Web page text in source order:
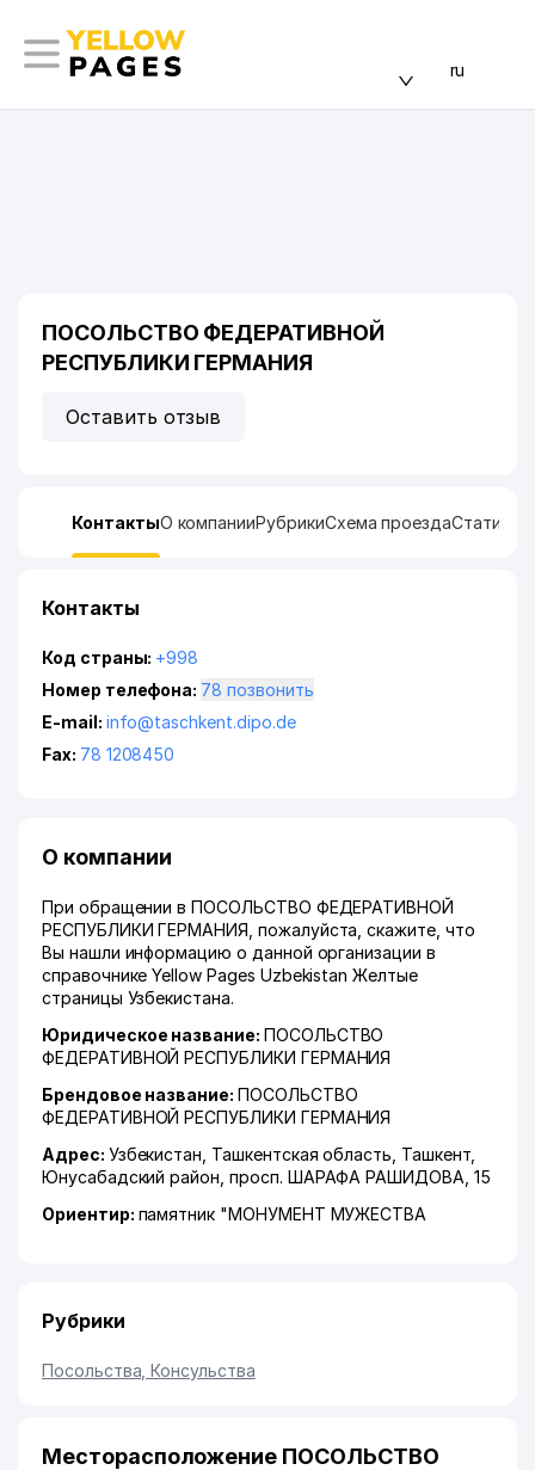
ru
ПОСОЛЬСТВО ФЕДЕРАТИВНОЙ
РЕСПУБЛИКИ ГЕРМАНИЯ
Оставить отзыв
КонтактыО компанииРубрикиСхема проезда
Контакты
Код страны: +998
Номер телефона:
78 позвонить
E-mail: info@taschkent.dipo.de
Fax: 78 1208450
О компании
При обращении в ПОСОЛЬСТВО ФЕДЕРАТИВНОЙ
РЕСПУБЛИКИ ГЕРМАНИЯ, пожалуйста, скажите, что
Вы нашли информацию о данной организации в
справочнике Yellow Pages Uzbekistan Желтые
страницы Узбекистана.
Юридическое название: ПОСОЛЬСТВО
ФЕДЕРАТИВНОЙ РЕСПУБЛИКИ ГЕРМАНИЯ
Брендовое название: ПОСОЛЬСТВО
ФЕДЕРАТИВНОЙ РЕСПУБЛИКИ ГЕРМАНИЯ
Адрес: Узбекистан, Ташкентская область Ташкент,
Юнусабадский район ,просп. ШАРАФА РАШИДОВА , 15
Ориентир: памятник "МОНУМЕНТ МУЖЕСТВА
Рубрики
Посольства, Консульства
Месторасположение ПОСОЛЬСТВО